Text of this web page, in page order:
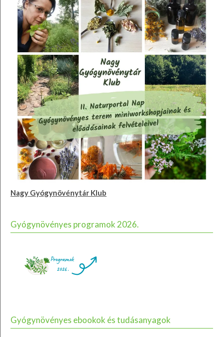
Nagy Gyógynövénytár Klub
Gyógynövényes programok 2026.
Gyógynövényes ebookok és tudásanyagok